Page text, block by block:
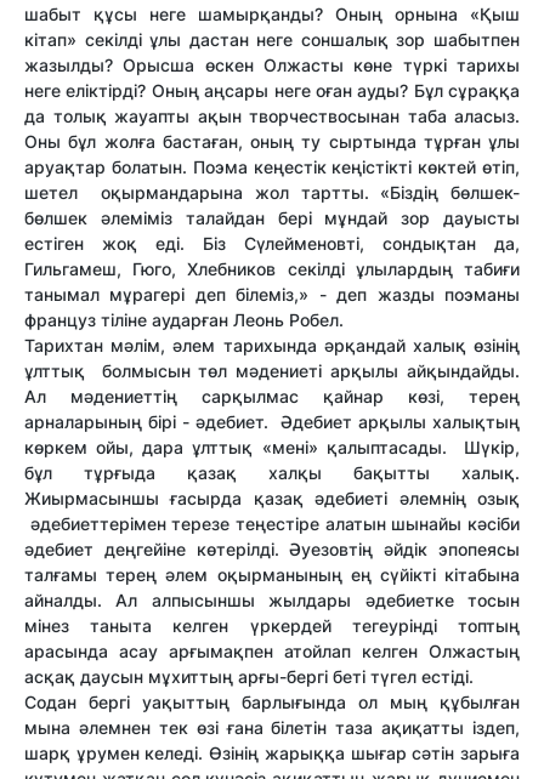
шабыт құсы неге шамырқанды? Оның орнына «Қыш
кітап» секілді ұлы дастан неге соншалық зор шабытпен
жазылды? Орысша өскен Олжасты көне түркі тарихы
неге еліктірді? Оның аңсары неге оған ауды? Бұл сұраққа
да толық жауапты ақын творчествосынан таба аласыз.
Оны бұл жолға бастаған, оның ту сыртында тұрған ұлы
аруақтар болатын. Поэма кеңестік кеңістікті көктей өтіп,
шетел оқырмандарына жол тартты. «Біздің бөлшек-
бөлшек әлеміміз талайдан бері мұндай зор дауысты
естіген жоқ еді. Біз Сүлейменовті, сондықтан да,
Гильгамеш, Гюго, Хлебников секілді ұлылардың табиғи
танымал мұрагері деп білеміз,» - деп жазды поэманы
француз тіліне аударған Леонь Робел.
Тарихтан мәлім, әлем тарихында әрқандай халық өзінің
ұлттық болмысын төл мәдениеті арқылы айқындайды.
Ал мәдениеттің сарқылмас қайнар көзі, терең
арналарының бірі - әдебиет. Әдебиет арқылы халықтың
көркем ойы, дара ұлттық «мені» қалыптасады. Шүкір,
бұл тұрғыда қазақ халқы бақытты халық.
Жиырмасыншы ғасырда қазақ әдебиеті әлемнің озық
әдебиеттерімен терезе теңестіре алатын шынайы кәсіби
әдебиет деңгейіне көтерілді. Әуезовтің әйдік эпопеясы
талғамы терең әлем оқырманының ең сүйікті кітабына
айналды. Ал алпысыншы жылдары әдебиетке тосын
мінез таныта келген үркердей тегеурінді топтың
арасында асау арғымақпен атойлап келген Олжастың
асқақ даусын мұхиттың арғы-бергі беті түгел естіді.
Содан бергі уақыттың барлығында ол мың құбылған
мына әлемнен тек өзі ғана білетін таза ақиқатты іздеп,
шарқ ұрумен келеді. Өзінің жарыққа шығар сәтін зарыға